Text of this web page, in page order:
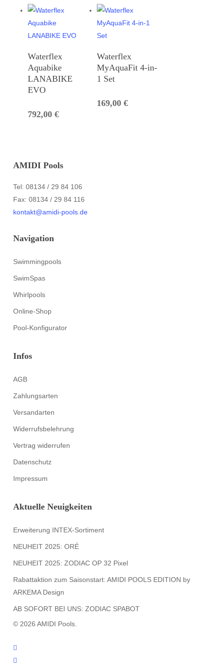
Waterflex
Aquabike
LANABIKE
EVO
792,00 €
Waterflex
MyAquaFit 4-in-
1 Set
169,00 €
AMIDI Pools
Tel: 08134 / 29 84 106
Fax: 08134 / 29 84 116
kontakt@amidi-pools.de
Navigation
Swimmingpools
SwimSpas
Whirlpools
Online-Shop
Pool-Konfigurator
Infos
AGB
Zahlungsarten
Versandarten
Widerrufsbelehrung
Vertrag widerrufen
Datenschutz
Impressum
Aktuelle Neuigkeiten
Erweiterung INTEX-Sortiment
NEUHEIT 2025: ORÉ
NEUHEIT 2025: ZODIAC OP 32 Pixel
Rabattaktion zum Saisonstart: AMIDI POOLS EDITION by
ARKEMA Design
AB SOFORT BEI UNS: ZODIAC SPABOT
© 2026 AMIDI Pools.
twitter
facebook